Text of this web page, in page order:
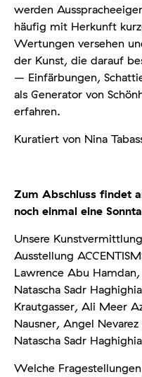
werden
häufig mit Herkunft
Wertungen versehen
der Kunst, die darauf
– Einfärbungen,
als Generator von
erfahren.
Kuratiert von Nina
Zum Abschluss findet
noch einmal eine
Unsere
Ausstellung
Lawrence Abu
Natascha Sadr
Krautgasser, Ali Meer
Nausner, Angel
Natascha Sadr
Welche